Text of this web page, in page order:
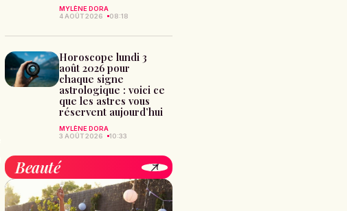
MYLÈNE DORA
4 AOÛT 2026
08:18
Horoscope lundi 3
août 2026 pour
chaque signe
astrologique : voici ce
que les astres vous
réservent aujourd’hui
MYLÈNE DORA
3 AOÛT 2026
10:33
Beauté